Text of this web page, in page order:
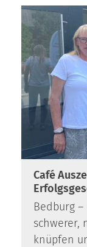
:Café
Bedburg
schwerer,
knüpfen